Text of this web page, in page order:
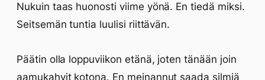
Nukuin taas huonosti viime yönä. En tiedä miksi.
Seitsemän tuntia luulisi riittävän.
Päätin olla loppuviikon etänä, joten tänään join
aamukahvit kotona. En meinannut saada silmiä